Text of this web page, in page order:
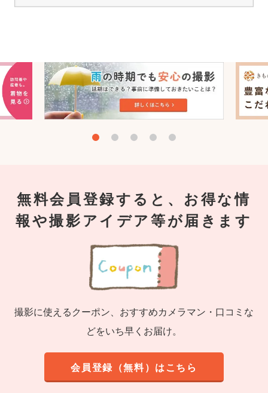
無料会員登録すると、お得な情
報や撮影アイデア等が届きます
撮影に使えるクーポン、おすすめカメラマン・口コミな
どをいち早くお届け。
会員登録（無料）はこちら